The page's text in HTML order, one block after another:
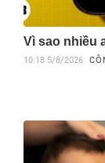
Vì sao nhiều
10:18 5/8/2026